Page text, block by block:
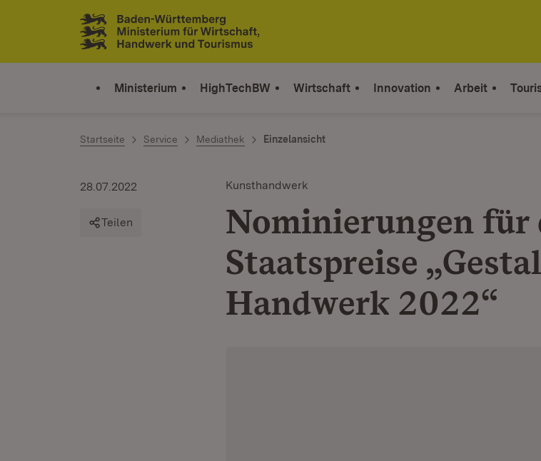
Zum Inhalt springen
Link zur Startseite
Ministerium HighTechBW Wirtschaft Innovation Arbeit
Startseite Service Mediathek Einzelansicht
Kunsthandwerk
Nominierungen für
Staatspreise
Handwerk 2022“
28.07.2022
Teilen